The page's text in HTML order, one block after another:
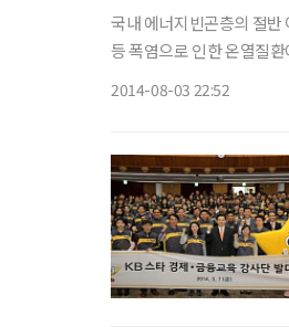
국내 에너지빈곤층의 절반
등 폭염으로 인한 온열질환에 노출된 것으로 나타났다. 에너지
2014-08-03 22:52